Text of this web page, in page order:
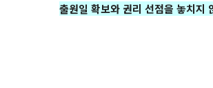
출원일 확보와 권리 선점을 놓치지